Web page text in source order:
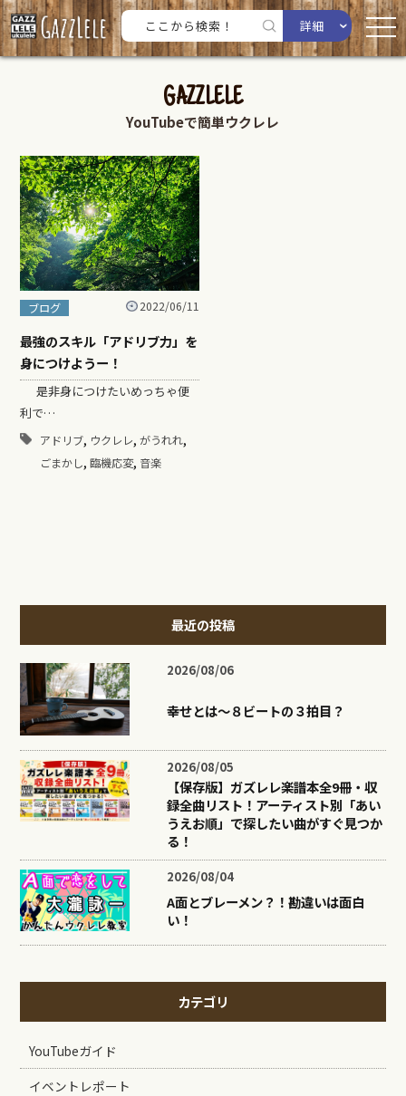
詳細
GAZZLELE
YouTubeで簡単ウクレレ
ブログ 2022/06/11
最強のスキル「アドリブ力」を
身につけようー！
是非身につけたいめっちゃ便
利で…
アドリブ, ウクレレ, がうれれ,
ごまかし, 臨機応変, 音楽
最近の投稿
2026/08/06
幸せとは〜８ビートの３拍目？
2026/08/05
【保存版】ガズレレ楽譜本全9冊・収
録全曲リスト！アーティスト別「あい
うえお順」で探したい曲がすぐ見つか
る！
2026/08/04
A面とブレーメン？！勘違いは面白
い！
カテゴリ
YouTubeガイド
イベントレポート